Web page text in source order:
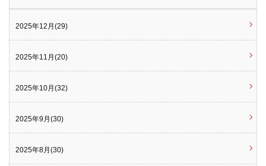
2025年12月(29)
2025年11月(20)
2025年10月(32)
2025年9月(30)
2025年8月(30)